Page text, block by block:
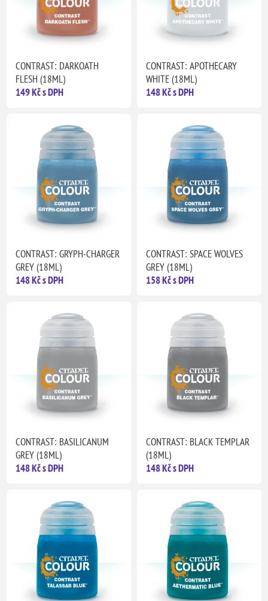
CONTRAST: DARKOATH
FLESH (18ML)
149 Kč s DPH
CONTRAST: APOTHECARY
WHITE (18ML)
148 Kč s DPH
CONTRAST: GRYPH-CHARGER
GREY (18ML)
148 Kč s DPH
CONTRAST: SPACE WOLVES
GREY (18ML)
158 Kč s DPH
CONTRAST: BASILICANUM
GREY (18ML)
148 Kč s DPH
CONTRAST: BLACK TEMPLAR
(18ML)
148 Kč s DPH